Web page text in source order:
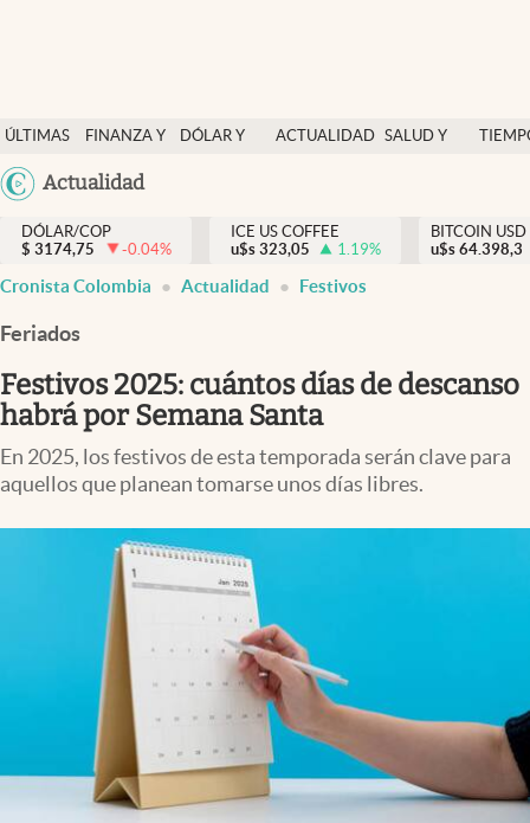
ÚLTIMAS
NOTICIAS
FINANZA Y
DÓLAR Y
ACTUALIDAD SALUD Y
México
Actualidad
Salud y nutrición
Vida espiritual
Actualidad
Colombia
DÓLAR/COP
$ 3174,75 -0.04%
ICE US COFFEE
u$s 323,05 1.19%
BITCOIN USD
u$s 64.398,3
Cronista Colombia Actualidad Festivos
Feriados
Festivos 2025: cuántos días de descanso
habrá por Semana Santa
En 2025, los festivos de esta temporada serán clave para
aquellos que planean tomarse unos días libres.